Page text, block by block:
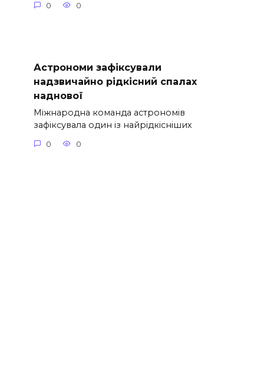
0 0
Астрономи зафіксували
надзвичайно рідкісний спалах
наднової
Міжнародна команда астрономів
зафіксувала один із найрідкісніших
0 0